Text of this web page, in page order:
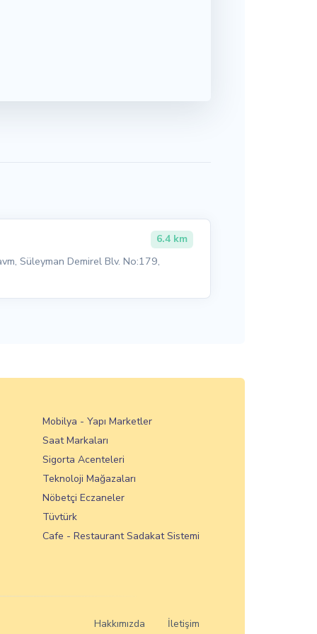
6.4 km
Süleyman Demirel Blv. No:179,
Mobilya - Yapı Marketler
Saat Markaları
Sigorta Acenteleri
Teknoloji Mağazaları
Nöbetçi Eczaneler
Tüvtürk
Cafe - Restaurant Sadakat Sistemi
Hakkımızda İletişim